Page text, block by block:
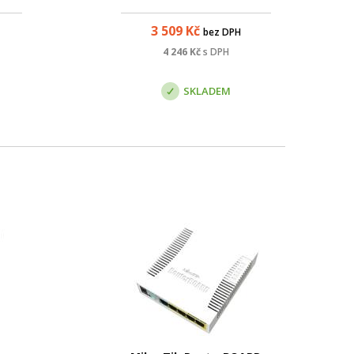
3 509 Kč bez DPH
4 246 Kčs DPH
SKLADEM